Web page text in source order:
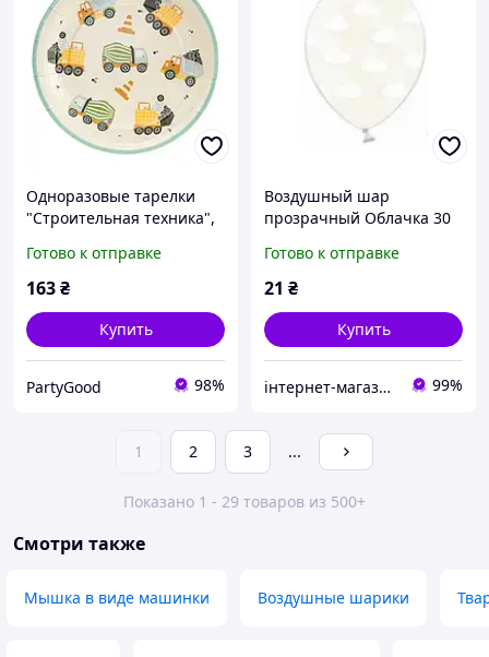
Одноразовые тарелки
"Строительная техника",
см
Готово к отправке
163₴
Купить
PartyGood 98%
Воздушный шар
прозрачный Облачка 30
поштучно ПОЛЬША
Готово к отправке
21 ₴
Купить
інтернет-магазин Теремок 99%
1 2 3 ...
Показано 1 - 29 товаров из 500+
Смотри также
Мышка в виде машинки Воздушные шарики